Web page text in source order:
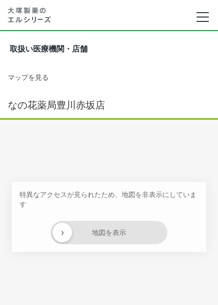
取扱い医療機関・店舗
マップを見る
なの花薬局豊川赤坂店
特異なアクセスが見られたため、地図を非表示にしていま
す
地図を表示
›